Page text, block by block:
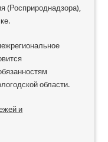
(Росприроднадзора),
области.
и